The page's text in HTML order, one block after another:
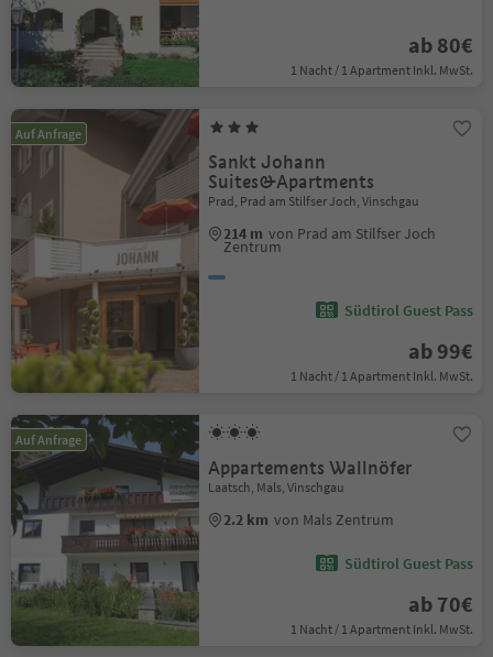
ab 80€
1 Nacht / 1 Apartment Inkl. MwSt.
Auf Anfrage
Sankt Johann
Suites&Apartments
Prad, Prad am Stilfser Joch, Vinschgau
214 m von Prad am Stilfser Joch
Zentrum
Südtirol Guest Pass
ab 99€
1 Nacht / 1 Apartment Inkl. MwSt.
Auf Anfrage
Appartements Wallnöfer
Laatsch, Mals, Vinschgau
2.2 km von Mals Zentrum
Südtirol Guest Pass
ab 70€
1 Nacht / 1 Apartment Inkl. MwSt.